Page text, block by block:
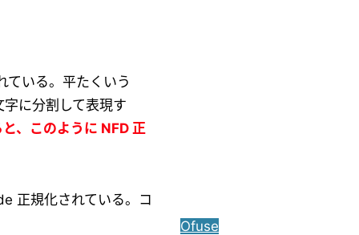
いる。平たくいう
字に分割して表現す
、このように NFD 正
正規化されている。コ
Ofuse